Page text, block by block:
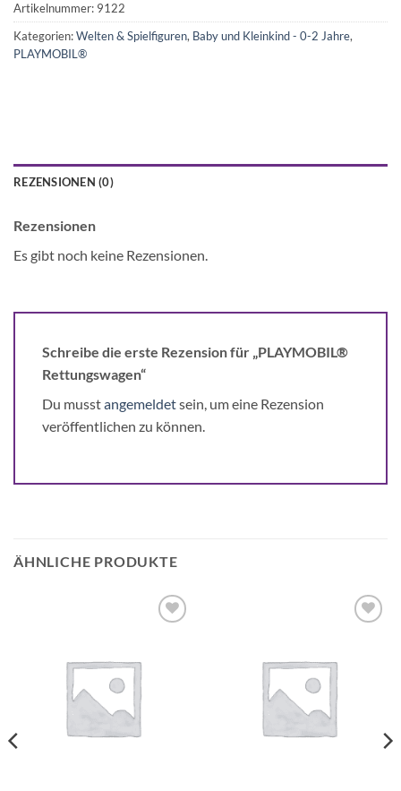
Artikelnummer: 9122
Kategorien:Welten & Spielfiguren, Baby und Kleinkind - 0-2 Jahre,
PLAYMOBIL®
REZENSIONEN (0)
Rezensionen
Es gibt noch keine Rezensionen.
Schreibe die erste Rezension für „PLAYMOBIL®
Rettungswagen“
Du musstangemeldetsein, um eine Rezension
veröffentlichen zu können.
ÄHNLICHE PRODUKTE